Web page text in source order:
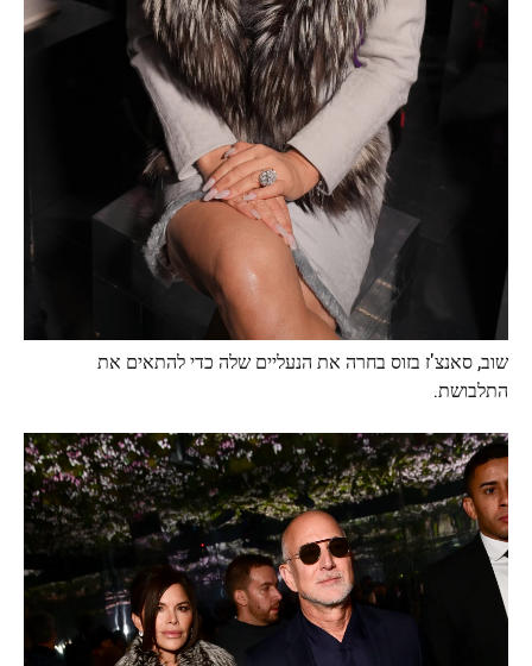
שוב, סאנצ'ז בזוס בחרה את הנעליים שלה כדי להתאים את
התלבושת.